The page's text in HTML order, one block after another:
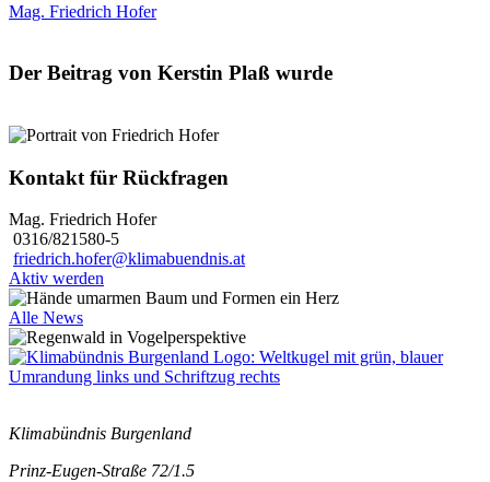
Mag. Friedrich Hofer
Der Beitrag von Kerstin Plaß wurde
Kontakt für Rückfragen
Mag. Friedrich Hofer
0316/821580-5
friedrich.hofer@klimabuendnis.at
Aktiv werden
Alle News
Klimabündnis Burgenland
Prinz-Eugen-Straße 72/1.5